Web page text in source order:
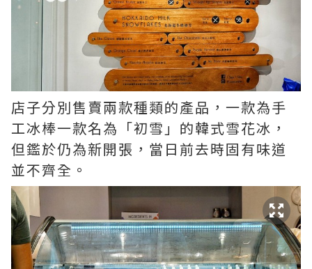
店子分別售賣兩款種類的產品，一款為手
工冰棒一款名為「初雪」的韓式雪花冰，
但鑑於仍為新開張，當日前去時固有味道
並不齊全。